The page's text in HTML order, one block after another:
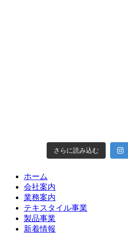
さらに読み込む
ホーム
会社案内
業務案内
テキスタイル事業
製品事業
新着情報